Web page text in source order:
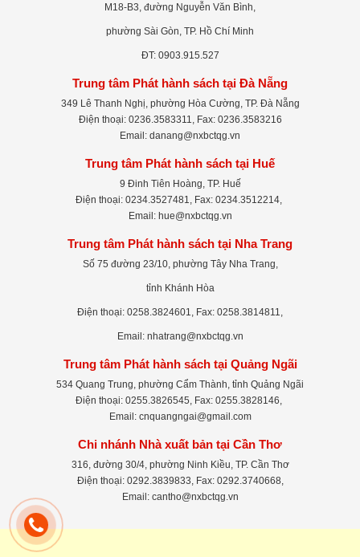
M18-B3, đường Nguyễn Văn Bình,
phường Sài Gòn, TP. Hồ Chí Minh
ĐT: 0903.915.527
Trung tâm Phát hành sách tại Đà Nẵng
349 Lê Thanh Nghị, phường Hòa Cường, TP. Đà Nẵng
Điện thoại: 0236.3583311, Fax: 0236.3583216
Email: danang@nxbctqg.vn
Trung tâm Phát hành sách tại Huế
9 Đinh Tiên Hoàng, TP. Huế
Điện thoại: 0234.3527481, Fax: 0234.3512214,
Email: hue@nxbctqg.vn
Trung tâm Phát hành sách tại Nha Trang
Số 75 đường 23/10, phường Tây Nha Trang,
tỉnh Khánh Hòa
Điện thoại: 0258.3824601, Fax: 0258.3814811,
Email: nhatrang@nxbctqg.vn
Trung tâm Phát hành sách tại Quảng Ngãi
534 Quang Trung, phường Cẩm Thành, tỉnh Quảng Ngãi
Điện thoại: 0255.3826545, Fax: 0255.3828146,
Email: cnquangngai@gmail.com
Chi nhánh Nhà xuất bản tại Cần Thơ
316, đường 30/4, phường Ninh Kiều, TP. Cần Thơ
Điện thoại: 0292.3839833, Fax: 0292.3740668,
Email: cantho@nxbctqg.vn